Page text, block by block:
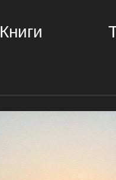
Книги